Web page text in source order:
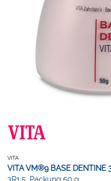
VITA
VITA VM®9 BASE DENTINE